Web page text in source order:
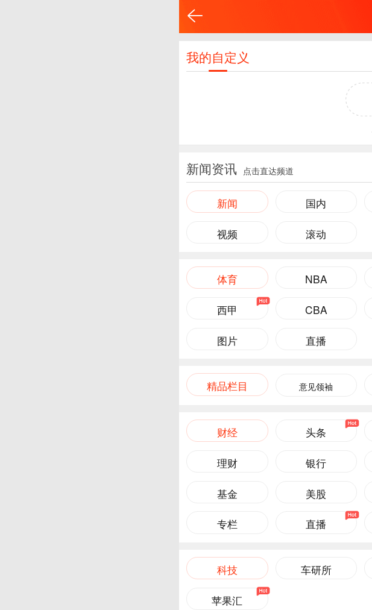
我的自定义
新闻资讯 点击直达频道
新闻 国内
视频 滚动
体育 NBA
西甲 CBA
图片 直播
精品栏目 意见领袖
财经 头条
理财 银行
基金 美股
专栏 直播
科技 车研所
苹果汇